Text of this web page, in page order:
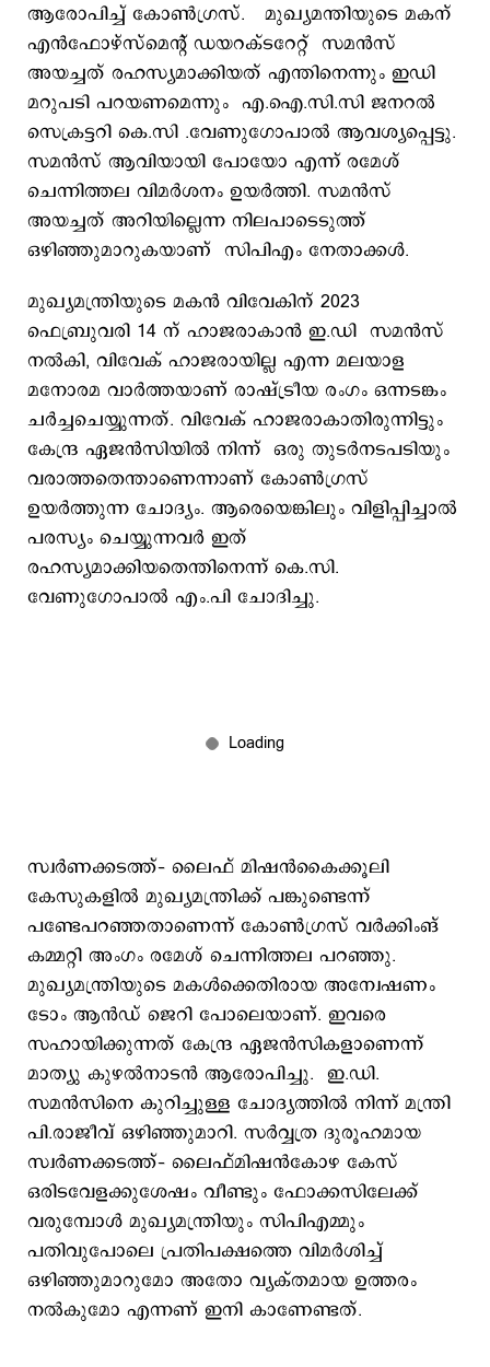
ആരോപിച്ച് കോണ്‍ഗ്രസ്. മുഖ്യമന്തിയുടെ മകന്
എന്‍ഫോഴ്സ്മെന്‍റ് ഡയറക്ടറേറ്റ് സമന്‍സ്
അയച്ചത് രഹസ്യമാക്കിയത് എന്തിനെന്നും ഇഡി
മറുപടി പറയണമെന്നും എ.ഐ.സി.സി ജനറല്‍
സെക്രട്ടറി കെ.സി .വേണുഗോപാല്‍ ആവശ്യപ്പെട്ടു.
സമന്‍സ് ആവിയായി പോയോ എന്ന് രമേശ്
ചെന്നിത്തല വിമര്‍ശനം ഉയര്‍ത്തി. സമന്‍സ്
അയച്ചത് അറിയില്ലെന്ന നിലപാടെടുത്ത്
ഒഴിഞ്ഞുമാറുകയാണ് സിപിഎം നേതാക്കള്‍.
മുഖ്യമന്ത്രിയുടെ മകന്‍ വിവേകിന് 2023
ഫെബ്രുവരി 14 ന് ഹാജരാകാന്‍ ഇ.ഡി സമന്‍സ്
നല്‍കി, വിവേക് ഹാജരായില്ല എന്ന മലയാള
മനോരമ വാര്‍ത്തയാണ് രാഷ്ട്രീയ രംഗം ഒന്നടങ്കം
ചര്‍ച്ചചെയ്യുന്നത്. വിവേക് ഹാജരാകാതിരുന്നിട്ടും
കേന്ദ്ര ഏജന്‍സിയില്‍ നിന്ന് ഒരു തുടര്‍നടപടിയും
വരാത്തതെന്താണെന്നാണ് കോണ്‍ഗ്രസ്
ഉയര്‍ത്തുന്ന ചോദ്യം. ആരെയെങ്കിലും വിളിപ്പിച്ചാല്‍
പരസ്യം ചെയ്യുന്നവര്‍ ഇത്
രഹസ്യമാക്കിയതെന്തിനെന്ന് കെ.സി.
വേണുഗോപാല്‍ എം.പി ചോദിച്ചു.
സ്വര്‍ണക്കടത്ത്– ലൈഫ് മിഷന്‍കൈക്കൂലി
കേസുകളില്‍ മുഖ്യമന്ത്രിക്ക് പങ്കുണ്ടെന്ന്
പണ്ടേപറഞ്ഞതാണെന്ന് കോണ്‍ഗ്രസ് വര്‍ക്കിംങ്
കമ്മറ്റി അംഗം രമേശ് ചെന്നിത്തല പറഞ്ഞു.
മുഖ്യമന്ത്രിയുടെ മകള്‍ക്കെതിരായ അന്വേഷണം
ടോം ആന്‍ഡ് ജെറി പോലെയാണ്. ഇവരെ
സഹായിക്കുന്നത് കേന്ദ്ര ഏജന്‍സികളാണെന്ന്
മാത്യു കുഴല്‍നാടന്‍ ആരോപിച്ചു. ഇ.ഡി.
സമന്‍സിനെ കുറിച്ചുള്ള ചോദ്യത്തില്‍ നിന്ന് മന്ത്രി
പി.രാജീവ് ഒഴിഞ്ഞുമാറി. സര്‍വ്വത്ര ദുരൂഹമായ
സ്വര്‍ണക്കടത്ത്– ലൈഫ്മിഷന്‍കോഴ കേസ്
ഒരിടവേളക്കുശേഷം വീണ്ടും ഫോക്കസിലേക്ക്
വരുമ്പോള്‍ മുഖ്യമന്ത്രിയും സിപിഎമ്മും
പതിവുപോലെ പ്രതിപക്ഷത്തെ വിമര്‍ശിച്ച്
ഒഴിഞ്ഞുമാറുമോ അതോ വ്യക്തമായ ഉത്തരം
നല്‍കുമോ എന്നണ് ഇനി കാണേണ്ടത്.